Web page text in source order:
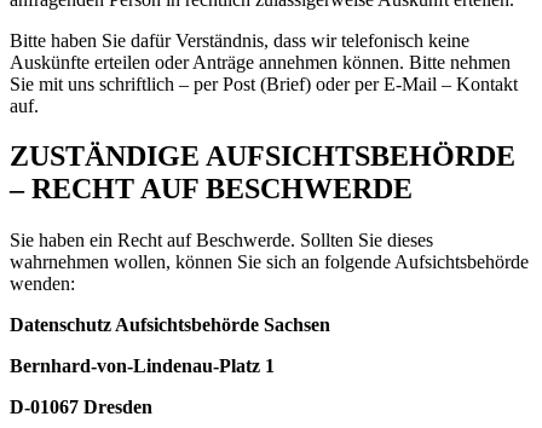
Bitte haben Sie dafür Verständnis, dass wir telefonisch keine
Auskünfte erteilen oder Anträge annehmen können. Bitte nehmen
Sie mit uns schriftlich – per Post (Brief) oder per E-Mail – Kontakt
auf.
ZUSTÄNDIGE AUFSICHTSBEHÖRDE
– RECHT AUF BESCHWERDE
Sie haben ein Recht auf Beschwerde. Sollten Sie dieses
wahrnehmen wollen, können Sie sich an folgende Aufsichtsbehörde
wenden:
Datenschutz Aufsichtsbehörde Sachsen
Bernhard-von-Lindenau-Platz 1
D-01067 Dresden